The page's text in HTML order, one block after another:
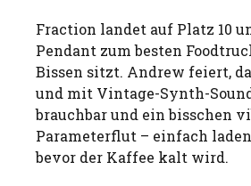
Fraction landet auf Platz 10
Pendant zum besten
Bissen sitzt. Andrew feiert,
und mit Vintage-Synth-
brauchbar und ein bisschen
Parameterflut – einfach
bevor der Kaffee kalt wird.